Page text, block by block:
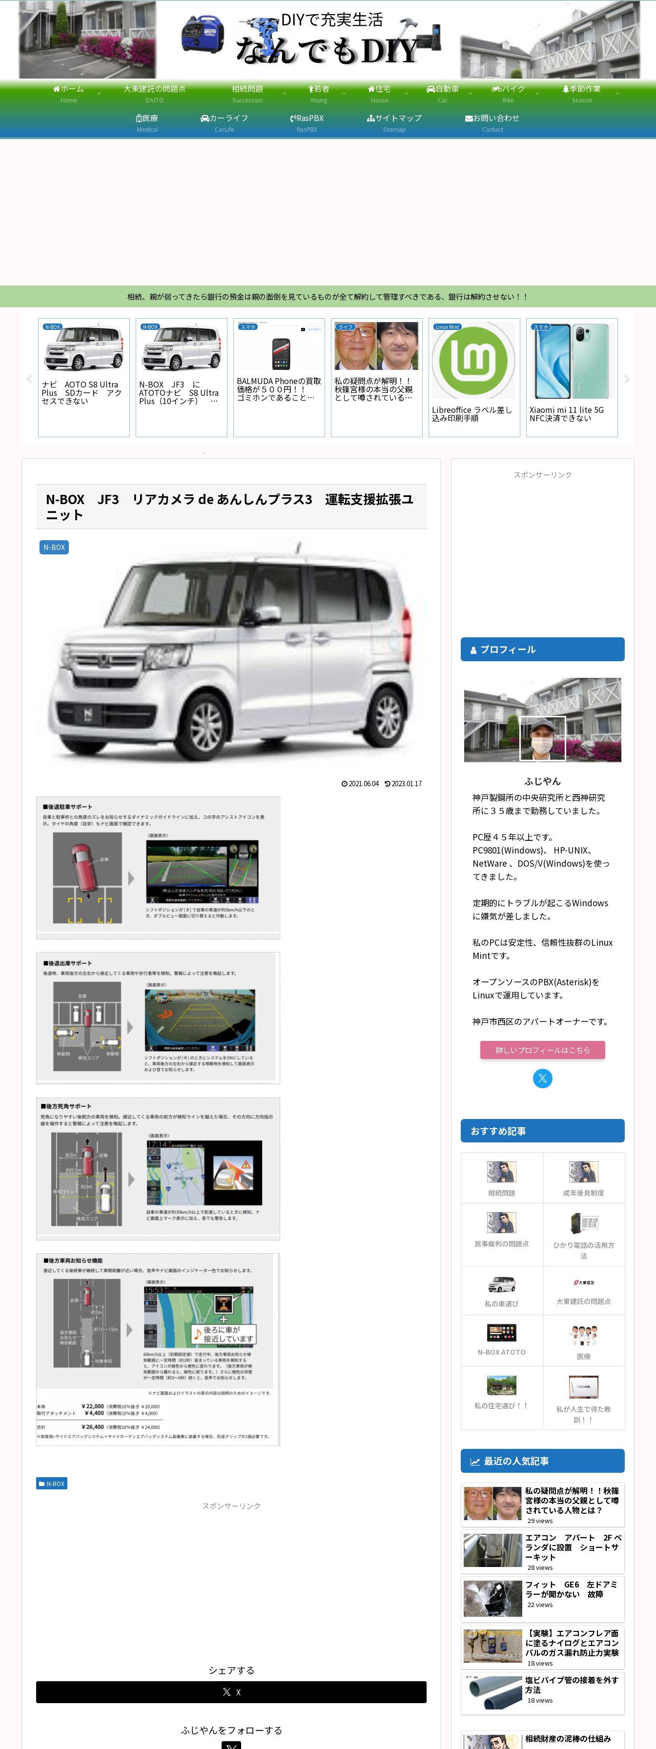
ホーム
Home
大東建託の問題点
DAITO
相続問題
Succession
若者
Young
住宅
House
自動車
Car
バイク
Bike
季節作業
Season
医療
Medical
カーライフ
CarLife
RasPBX
RasPBX
サイトマップ
Sitemap
お問い合わせ
Contact
相続、親が弱ってきたら銀行の預金は親の面倒を見ているものが全て解約して管理すべきである、銀行は解約させない！！
N-BOX
ナビ AOTO S8 Ultra
Plus SDカード アク
セスできない
N-BOX
N-BOX JF3 に
ATOTOナビ S8 Ultra
Plus（10インチ） を
取り付けた
スマホ
BALMUDA Phoneの買取
価格が５００円！！
ゴミホンであることが
ライフ
私の疑問点が解明！！
秋篠宮様の本当の父親
として噂されている人
Linux Mint
Libreoffice ラベル差し
込み印刷手順
スマホ
Xiaomi mi 11 lite 5G
NFC決済できない
N-BOX JF3 リアカメラ de あんしんプラス3 運転支援拡張ユ
ニット
N-BOX
2021.06.04 2023.01.17
N-BOX
スポンサーリンク
シェアする
X
ふじやんをフォローする
スポンサーリンク
プロフィール
ふじやん
神戸製鋼所の中央研究所と西神研究
所に３５歳まで勤務していました。
PC歴４５年以上です。
PC9801(Windows)、 HP-UNIX、
NetWare 、DOS/V(Windows)を使っ
てきました。
定期的にトラブルが起こるWindows
に嫌気が差しました。
私のPCは安定性、信頼性抜群のLinux
Mintです。
オープンソースのPBX(Asterisk)を
Linuxで運用しています。
神戸市西区のアパートオーナーです。
詳しいプロフィールはこちら
おすすめ記事
相続問題 成年後見制度
民事裁判の問題点
ひかり電話の活用方
法
私の車選び 大東建託の問題点
N-BOX ATOTO 医療
私の住宅選び！！
私が人生で得た教
訓！！
最近の人気記事
私の疑問点が解明！！秋篠
宮様の本当の父親として噂
されている人物とは？
29 views
エアコン アパート 2F ベ
ランダに設置 ショートサ
ーキット
28 views
フィット GE6 左ドアミ
ラーが開かない 故障
22 views
【実験】エアコンフレア面
に塗るナイログとエアコン
パルのガス漏れ防止力実験
18 views
塩ビパイプ管の接着を外す
方法
18 views
相続財産の泥棒の仕組み